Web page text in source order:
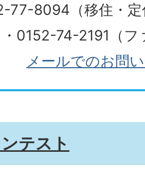
77-8094（移住・
・0152-74-2191（
メールでのお問
テスト